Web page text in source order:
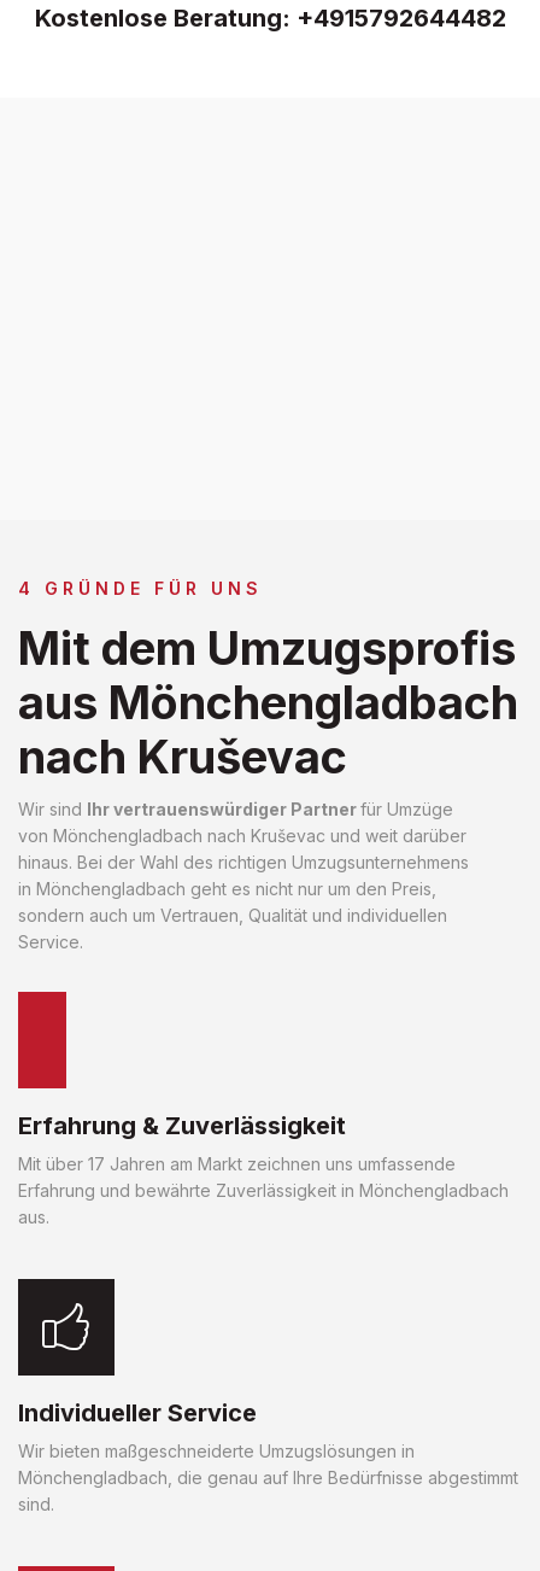
Kostenlose Beratung: +4915792644482
4 GRÜNDE FÜR UNS
Mit dem Umzugsprofis
aus Mönchengladbach
nach Kruševac
Wir sind Ihr vertrauenswürdiger Partnerfür Umzüge
von Mönchengladbach nach Kruševac und weit darüber
hinaus. Bei der Wahl des richtigen Umzugsunternehmens
in Mönchengladbach geht es nicht nur um den Preis,
sondern auch um Vertrauen, Qualität und individuellen
Service.
Erfahrung & Zuverlässigkeit
Mit über 17 Jahren am Markt zeichnen uns umfassende
Erfahrung und bewährte Zuverlässigkeit in Mönchengladbach
aus.
Individueller Service
Wir bieten maßgeschneiderte Umzugslösungen in
Mönchengladbach, die genau auf Ihre Bedürfnisse abgestimmt
sind.